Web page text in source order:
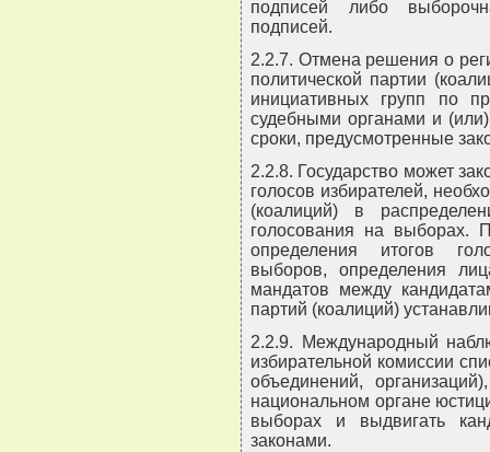
подписей либо
подписей.
2.2.7. Отмена решения о
политической партии
инициативных групп по
судебными органами и
сроки, предусмотренные
2.2.8. Государство может
голосов избирателей,
(коалиций) в
голосования на выборах.
определения итогов
выборов, определения
мандатов между
партий (коалиций)
2.2.9. Международный
избирательной комиссии
объединений,
национальном органе
выборах и выдвигать
законами.